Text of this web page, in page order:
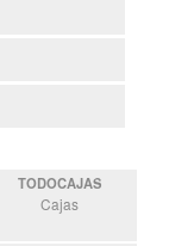
TODOCAJAS
Cajas